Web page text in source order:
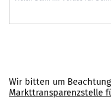
Wir bitten um
Markttransparenzstelle